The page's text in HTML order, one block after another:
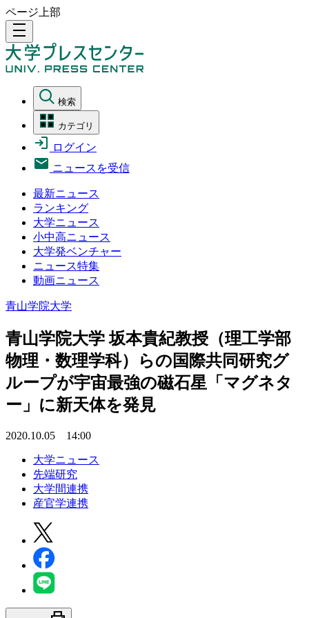
ページ上部
density_medium
検索
カテゴリ
ログイン
ニュースを受信
最新ニュース
ランキング
大学ニュース
小中高ニュース
大学発ベンチャー
ニュース特集
動画ニュース
青山学院大学
青山学院大学 坂本貴紀教授（理工学部
物理・数理学科）らの国際共同研究グ
ループが宇宙最強の磁石星「マグネタ
ー」に新天体を発見
2020.10.05 14:00
大学ニュース
先端研究
大学間連携
産官学連携